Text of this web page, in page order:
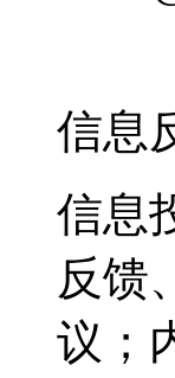
信息
信息
反馈
议；